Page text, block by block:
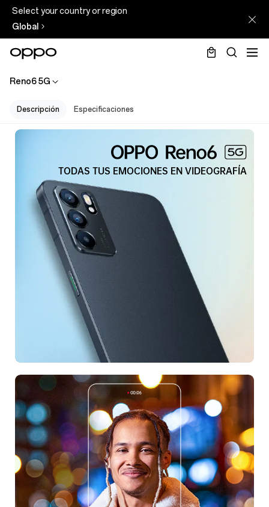
Select your country or region
Global
Reno6 5G
Descripción Especificaciones
OPPO
5G
TODAS TUS EMOCIONES EN VIDEOGRAFÍA